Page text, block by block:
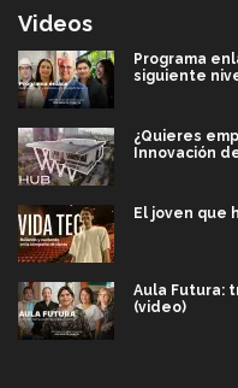
Videos
Programa
siguiente
¿Quieres
Innovación
El joven que
Aula Futura:
(video)